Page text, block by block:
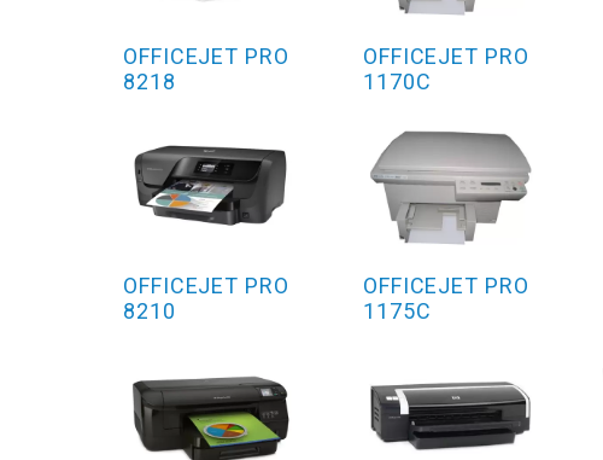
OFFICEJET PRO
8218
OFFICEJET PRO
8210
OFFICEJET PRO
1170C
OFFICEJET PRO
1175C